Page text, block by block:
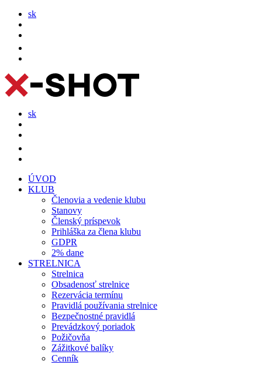
sk
sk
ÚVOD
KLUB
Členovia a vedenie klubu
Stanovy
Členský príspevok
Prihláška za člena klubu
GDPR
2% dane
STRELNICA
Strelnica
Obsadenosť strelnice
Rezervácia termínu
Pravidlá používania strelnice
Bezpečnostné pravidlá
Prevádzkový poriadok
Požičovňa
Zážitkové balíky
Cenník